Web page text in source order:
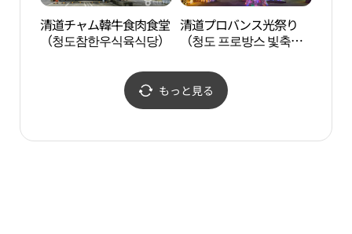
清道チャム韓牛食肉食堂
（청도참한우식육식당）
清道プロバンス光祭り
（청도 프로방스 빛축
もっと見る